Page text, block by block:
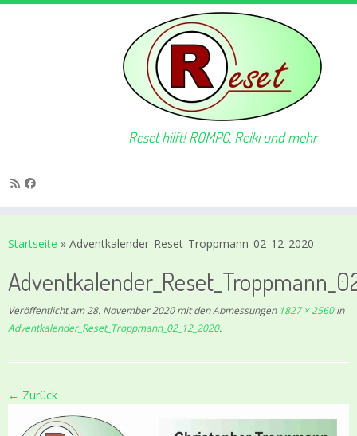
Inhalt
Reset hilft! ROMPC, Reiki und mehr
Startseite » Adventkalender_Reset_Troppmann_02_12_2020
Veröffentlicht am28. November 2020mit den Abmessungen1827 × 2560in
Adventkalender_Reset_Troppmann_02_12_2020.
← Zurück